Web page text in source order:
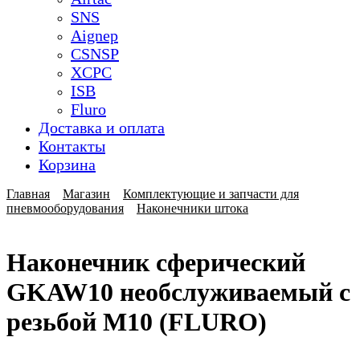
SNS
Aignep
CSNSP
XCPC
ISB
Fluro
Доставка и оплата
Контакты
Корзина
Главная Магазин
Комплектующие и запчасти для
пневмооборудования
Наконечники штока
Наконечник сферический
GKAW10 необслуживаемый с
резьбой M10 (FLURO)